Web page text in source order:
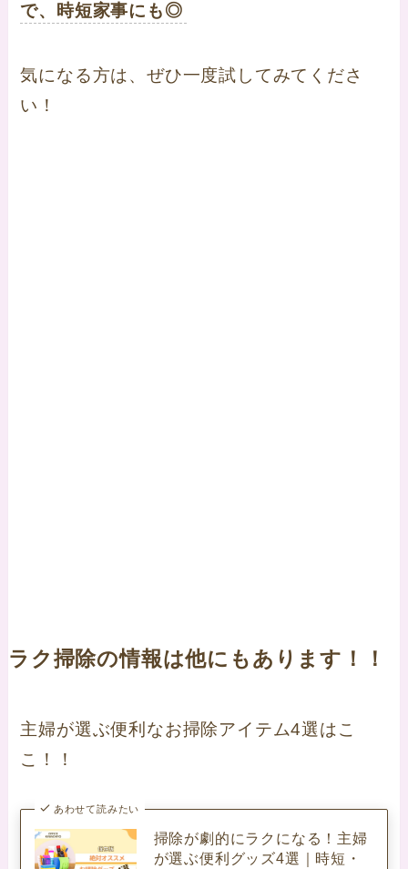
で、時短家事にも◎
気になる方は、ぜひ一度試してみてくださ
い！
ラク掃除の情報は他にもあります！！
主婦が選ぶ便利なお掃除アイテム4選はこ
こ！！
あわせて読みたい
掃除が劇的にラクになる！主婦
が選ぶ便利グッズ4選｜時短・